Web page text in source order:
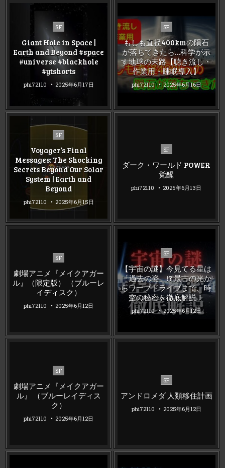
Posted
in
SF
Giant Hole in Space |
Earth and Beyond #space
#universe #blackhole
#ytshorts
phi72110 2025年6月17日
Posted
in
SF
もしも直径400kmの隕石
が落ちてきたら…科学が示
す地球の末路【聴き流し・
作業用・睡眠導入】
phi72110 2025年6月16日
Posted
SF
Voyager’s Final
Messages: The Shocking
Secrets Beyond Our Solar
System | Earth and
Beyond
phi72110 2025年6月15日
Posted
SF
ダーク・ワールド POWER
覚醒
phi72110 2025年6月13日
Posted
SF
劇場アニメ『メイクアガー
ル』（限定版） （ブルーレ
イディスク）
phi72110 2025年6月12日
Posted
in
SF
【宇宙の謎】今見てる星は
「過去の姿」!? 最古の光か
らワープドライブまで、時
空の秘密を徹底解説！
phi72110 2025年6月12日
Posted
SF
劇場アニメ『メイクアガー
ル』 （ブルーレイディス
ク）
phi72110 2025年6月12日
Posted
SF
アンドロメダ 人類移住計画
phi72110 2025年6月12日